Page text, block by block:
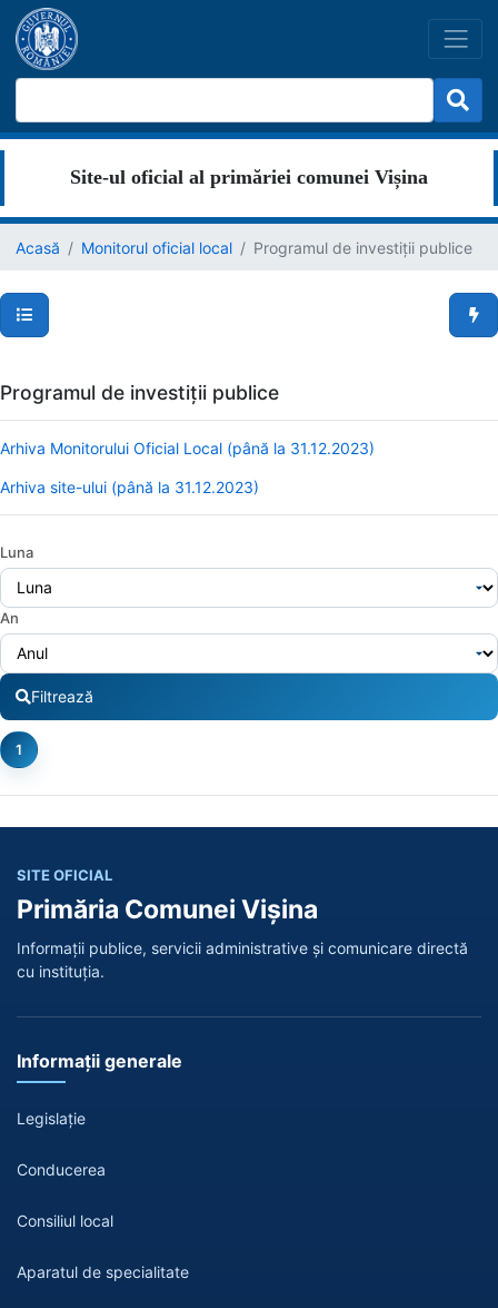
Site-ul oficial al primăriei comunei Vișina
Acasă Monitorul oficial local Programul de investiții publice
Secțiuni pagină
Programul de investiții publice
Arhiva Monitorului Oficial Local (până la 31.12.2023)
Arhiva site-ului (până la 31.12.2023)
Luna
An
Filtrează
1
SITE OFICIAL
Primăria Comunei Vișina
Informații publice, servicii administrative și comunicare directă
cu instituția.
Informații generale
Legislație
Conducerea
Consiliul local
Aparatul de specialitate